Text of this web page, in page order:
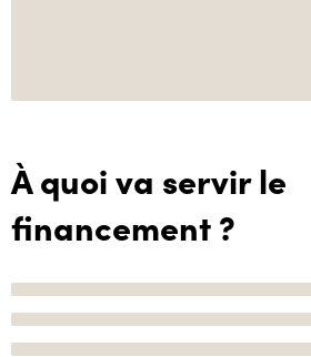
À quoi va servir le
financement ?